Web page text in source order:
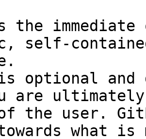
the
self-
optional and
are
the user.
towards what